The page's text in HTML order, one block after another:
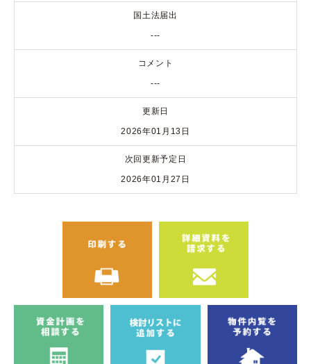
国土法届出
---
コメント
---
更新日
2026年01月13日
次回更新予定日
2026年01月27日